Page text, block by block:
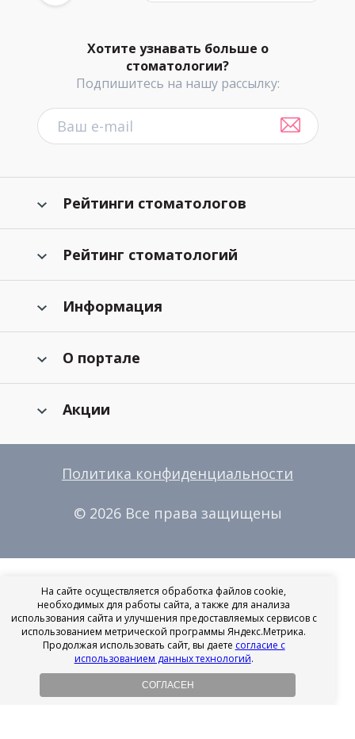
Хотите узнавать больше о
стоматологии?
Подпишитесь на нашу рассылку:
Рейтинги стоматологов
Рейтинг стоматологий
Информация
О портале
Акции
Политика конфиденциальности
© 2026 Все права защищены
На сайте осуществляется обработка файлов cookie,
необходимых для работы сайта, а также для анализа
использования сайта и улучшения предоставляемых сервисов с
использованием метрической программы Яндекс.Метрика.
Продолжая использовать сайт, вы даете согласие с
использованием данных технологий.
СОГЛАСЕН